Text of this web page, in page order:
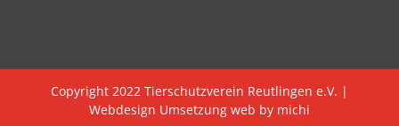
Copyright 2022 Tierschutzverein Reutlingen e.V. |
Webdesign Umsetzung web by michi